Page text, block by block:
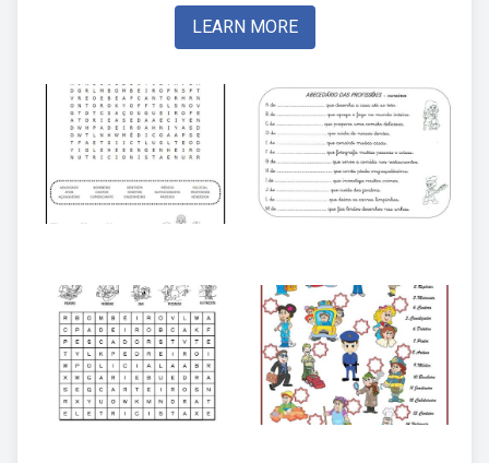
LEARN MORE